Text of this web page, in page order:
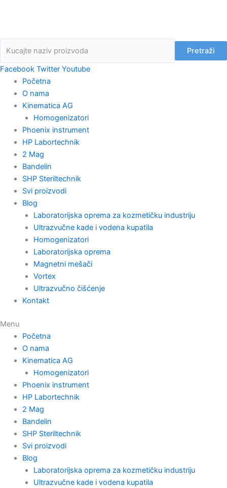
Pretraži
Facebook Twitter Youtube
Početna
O nama
Kinematica AG
Homogenizatori
Phoenix instrument
HP Labortechnik
2 Mag
Bandelin
SHP Steriltechnik
Svi proizvodi
Blog
Laboratorijska oprema za kozmetičku industriju
Ultrazvučne kade i vodena kupatila
Homogenizatori
Laboratorijska oprema
Magnetni mešači
Vortex
Ultrazvučno čišćenje
Kontakt
Menu
Početna
O nama
Kinematica AG
Homogenizatori
Phoenix instrument
HP Labortechnik
2 Mag
Bandelin
SHP Steriltechnik
Svi proizvodi
Blog
Laboratorijska oprema za kozmetičku industriju
Ultrazvučne kade i vodena kupatila